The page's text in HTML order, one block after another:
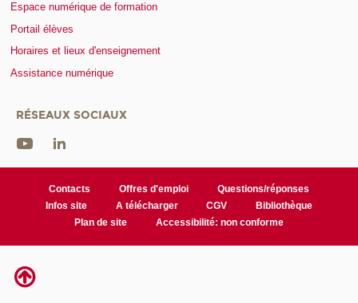
Espace numérique de formation
Portail élèves
Horaires et lieux d'enseignement
Assistance numérique
RÉSEAUX SOCIAUX
Contacts Offres d'emploi
Questions/réponses
Infos site
A télécharger CGV
Bibliothèque
Plan de site
Accessibilité: non conforme